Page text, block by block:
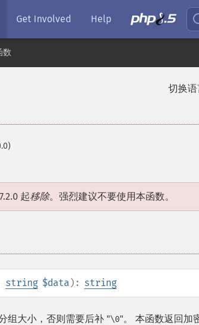
Get Involved Help
数
切换语
起移除。强烈建议不要使用本函数。
string $data): string
组大小，否则需要后补 "\0"。 本函数返回加